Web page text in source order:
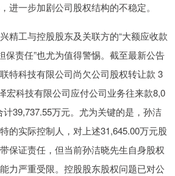
进一步加剧公司股权结构的不稳定。
精工与控股股东及关联方的“大额应收款
保责任”也尤为值得警惕。截至最新公告
特科技有限公司尚欠公司股权转让款 3
宏科技有限公司应付公司业务往来款8,0
39,737.55万元。尤为关键的是，孙洁
的实际控制人，对上述31,645.00万元股
保证责任，但当前孙洁晓先生自身股权
力严重受限。控股股东股权问题已对公